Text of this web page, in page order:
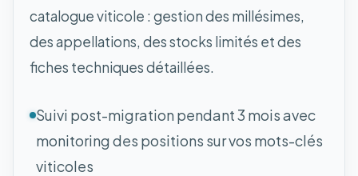
catalogue viticole : gestion des millésimes,
des appellations, des stocks limités et des
fiches techniques détaillées.
Suivi post-migration pendant 3 mois avec
monitoring des positions sur vos mots-clés
viticoles